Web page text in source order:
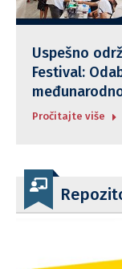
Uspešno
Festival:
Pročitajte više